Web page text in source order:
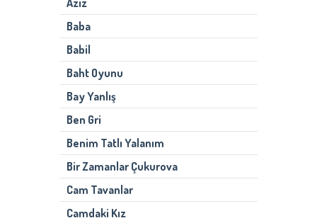
Aziz
Baba
Babil
Baht Oyunu
Bay Yanlış
Ben Gri
Benim Tatlı Yalanım
Bir Zamanlar Çukurova
Cam Tavanlar
Camdaki Kız